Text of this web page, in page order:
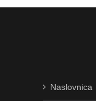
Naslovnica